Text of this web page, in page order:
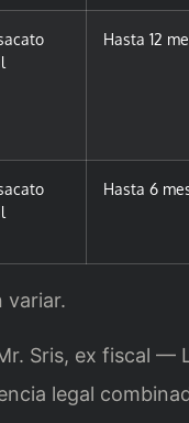
Hasta 12
Hasta 6
variar.
Sris, ex fiscal —
legal